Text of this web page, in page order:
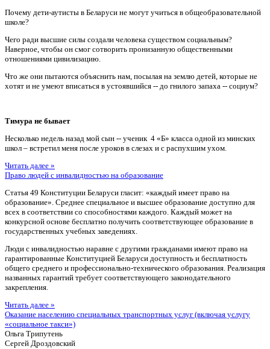
Почему дети-аутисты в Беларуси не могут учиться в общеобразовательной
школе?
Чего ради высшие силы создали человека существом социальным?
Наверное, чтобы он смог сотворить пронизанную общественными
отношениями цивилизацию.
Что же они пытаются объяснить нам, посылая на землю детей, которые не
хотят и не умеют вписаться в устоявшийся -- до гнилого запаха -- социум?
Тимура не бывает
Несколько недель назад мой сын -- ученик 4 «Б» класса одной из минских
школ – встретил меня после уроков в слезах и с распухшим ухом.
Читать далее »
Право людей с инвалидностью на образование
Статья 49 Конституции Беларуси гласит: «каждый имеет право на
образование». Среднее специальное и высшее образование доступно для
всех в соответствии со способностями каждого. Каждый может на
конкурсной основе бесплатно получить соответствующее образование в
государственных учебных заведениях.
Люди с инвалидностью наравне с другими гражданами имеют право на
гарантированные Конституцией Беларуси доступность и бесплатность
общего среднего и профессионально-технического образования. Реализация
названных гарантий требует соответствующего законодательного
закрепления.
Читать далее »
Оказание населению специальных транспортных услуг (включая услугу
«социальное такси»)
Ольга Трипутень
Сергей Дроздовский